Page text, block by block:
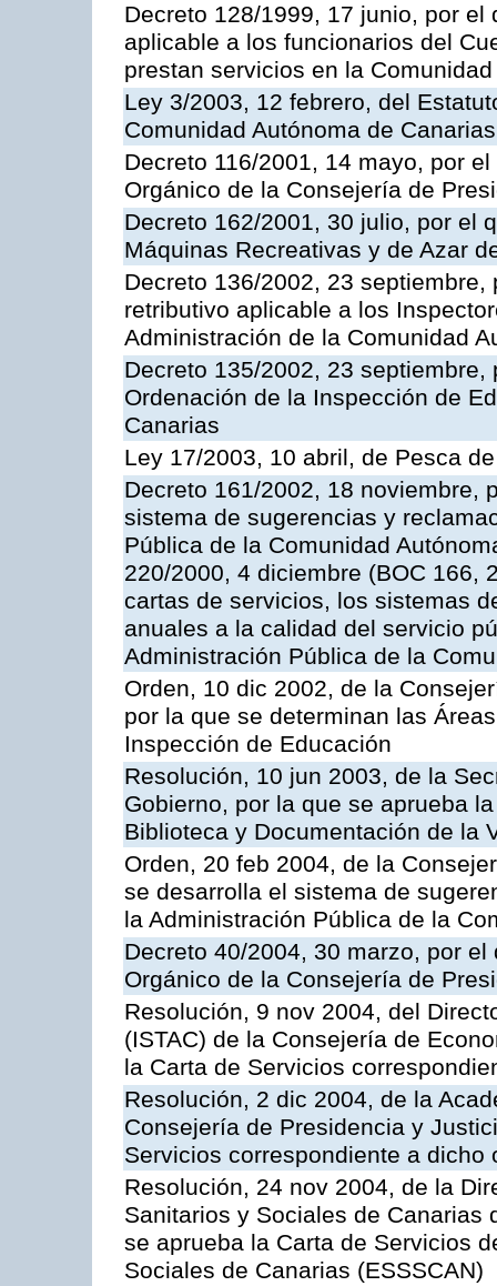
Decreto 128/1999, 17 junio, por
aplicable a los funcionarios del
prestan servicios en la
Ley 3/2003, 12 febrero, del
Comunidad Autónoma de Canarias
Decreto 116/2001, 14 mayo, por
Orgánico de la Consejería de
Decreto 162/2001, 30 julio, por el
Máquinas Recreativas y de Azar
Decreto 136/2002, 23
retributivo aplicable a los
Administración de la Comunidad
Decreto 135/2002, 23
Ordenación de la Inspección de
Canarias
Ley 17/2003, 10 abril, de Pesca
Decreto 161/2002, 18 noviembre,
sistema de sugerencias y
Pública de la Comunidad
220/2000, 4 diciembre (BOC 166,
cartas de servicios, los sistemas
anuales a la calidad del servicio
Administración Pública de la
Orden, 10 dic 2002, de la
por la que se determinan las
Inspección de Educación
Resolución, 10 jun 2003, de la
Gobierno, por la que se aprueba
Biblioteca y Documentación de la
Orden, 20 feb 2004, de la
se desarrolla el sistema de
la Administración Pública de la
Decreto 40/2004, 30 marzo, por
Orgánico de la Consejería de
Resolución, 9 nov 2004, del
(ISTAC) de la Consejería de
la Carta de Servicios
Resolución, 2 dic 2004, de la
Consejería de Presidencia y
Servicios correspondiente a dicho
Resolución, 24 nov 2004, de la
Sanitarios y Sociales de Canarias
se aprueba la Carta de Servicios
Sociales de Canarias (ESSSCAN)